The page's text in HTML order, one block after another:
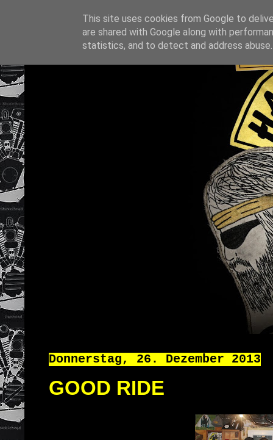
Donnerstag, 26. Dezember 2013
GOOD RIDE
This site uses cookies from Google to
are shared with Google along with
statistics, and to detect and address abuse.